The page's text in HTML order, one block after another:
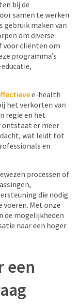
bij de
samen te werken
gebruik maken van
om diverse
voor cliënten om
programma’s
e-health
het verkorten van
regie en het
ontstaat er meer
wat leidt tot
en
processen of
die nodig
voeren. Met onze
de mogelijkheden
naar een hoger
een